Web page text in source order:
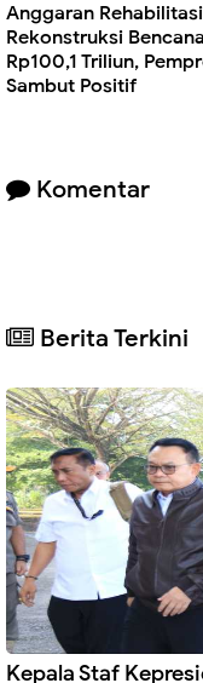
Anggaran
Rekonstruksi
Rp100,1 Triliun,
Sambut Positif
Komentar
Berita Terkini
Kepala Staf